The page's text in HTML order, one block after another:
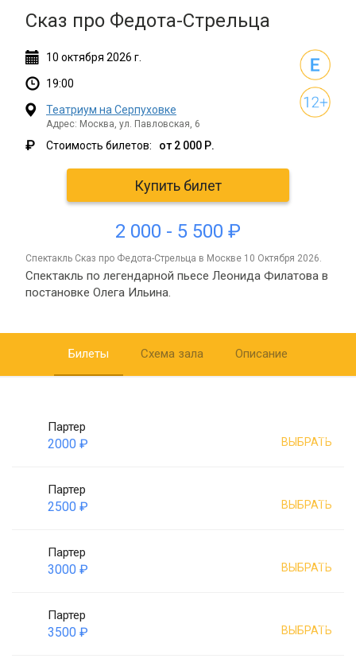
Сказ про Федота-Стрельца
10 октября 2026 г.
19:00
Театриум на Серпуховке
Адрес: Москва, ул. Павловская, 6
₽ Стоимость билетов: от 2 000 Р.
Купить билет
2 000 - 5 500 ₽
спектакль Сказ про Федота-Стрельца в Москве 10 Октября 2026.
Спектакль по легендарной пьесе Леонида Филатова в
постановке Олега Ильина.
Билеты Схема зала Описание
Партер
2000 ₽ ВЫБРАТЬ
Партер
2500 ₽ ВЫБРАТЬ
Партер
3000 ₽ ВЫБРАТЬ
Партер
3500 ₽ ВЫБРАТЬ